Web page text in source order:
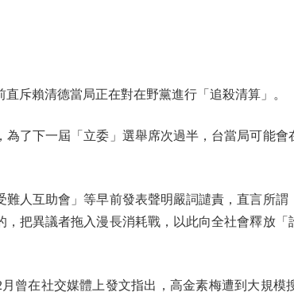
賴清德當局正在對在野黨進行「追殺清算」。
下一屆「立委」選舉席次過半，台當局可能會
互助會」等早前發表聲明嚴詞譴責，直言所謂
，把異議者拖入漫長消耗戰，以此向全社會釋放
在社交媒體上發文指出，高金素梅遭到大規模